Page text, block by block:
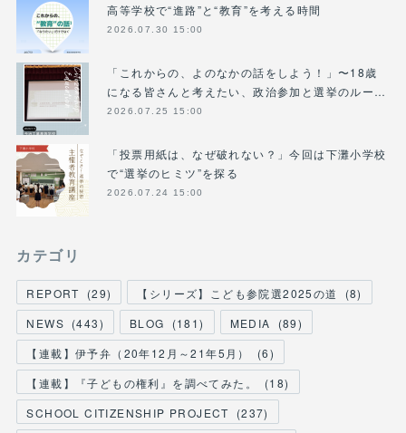
高等学校で“進路”と“教育”を考える時間
2026.07.30 15:00
「これからの、よのなかの話をしよう！」〜18歳
になる皆さんと考えたい、政治参加と選挙のルー…
2026.07.25 15:00
「投票用紙は、なぜ破れない？」今回は下灘小学校
で“選挙のヒミツ”を探る
2026.07.24 15:00
カテゴリ
REPORT (29) 【シリーズ】こども参院選2025の道 (8)
NEWS (443) BLOG (181) MEDIA (89)
【連載】伊予弁（20年12月～21年5月）
(6)
【連載】『子どもの権利』を調べてみた。
(18)
SCHOOL CITIZENSHIP PROJECT
(237)